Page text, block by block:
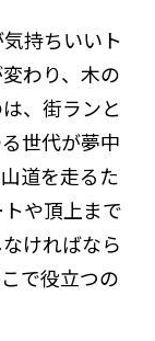
持ちいいト
わり、木の
、街ランと
世代が夢中
道を走るた
や頂上まで
ければなら
で役立つの